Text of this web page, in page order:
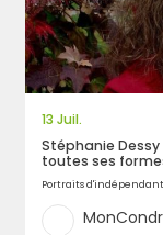
13 Juil.
Stéphanie
toutes ses
Portraits